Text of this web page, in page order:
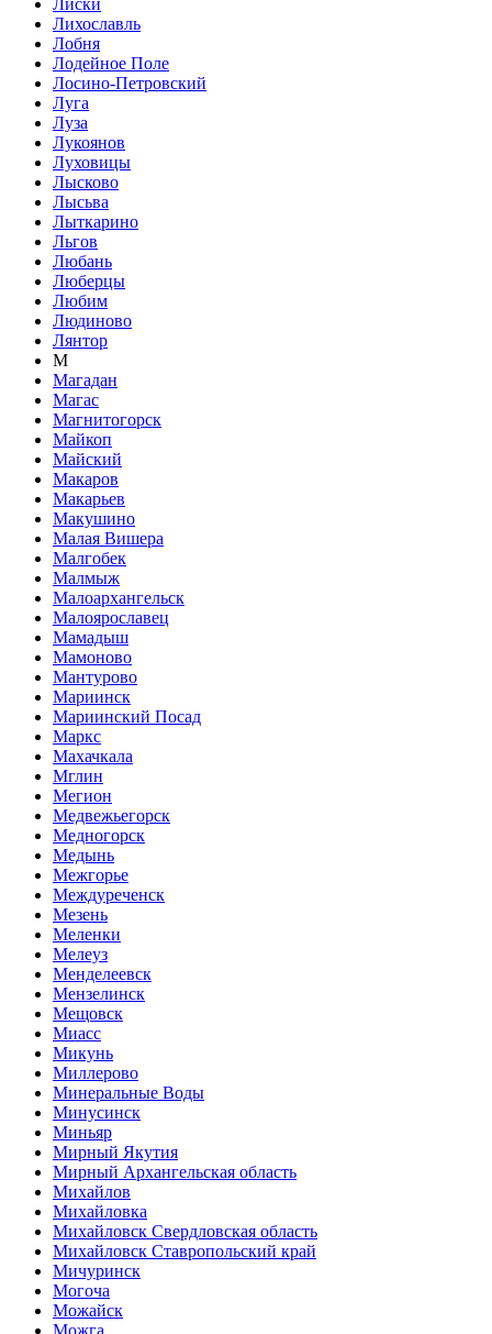
Лихославль
Лобня
Лодейное Поле
Лосино-Петровский
Луга
Луза
Лукоянов
Луховицы
Лысково
Лысьва
Лыткарино
Льгов
Любань
Люберцы
Любим
Людиново
Лянтор
М
Магадан
Магас
Магнитогорск
Майкоп
Майский
Макаров
Макарьев
Макушино
Малая Вишера
Малгобек
Малмыж
Малоархангельск
Малоярославец
Мамадыш
Мамоново
Мантурово
Мариинск
Мариинский Посад
Маркс
Махачкала
Мглин
Мегион
Медвежьегорск
Медногорск
Медынь
Межгорье
Междуреченск
Мезень
Меленки
Мелеуз
Менделеевск
Мензелинск
Мещовск
Миасс
Микунь
Миллерово
Минеральные Воды
Минусинск
Миньяр
Мирный Якутия
Мирный Архангельская область
Михайлов
Михайловка
Михайловск Свердловская область
Михайловск Ставропольский край
Мичуринск
Могоча
Можайск
Можга